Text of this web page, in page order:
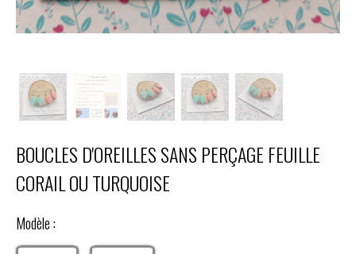
BOUCLES D'OREILLES SANS PERÇAGE FEUILLE
CORAIL OU TURQUOISE
Modèle :